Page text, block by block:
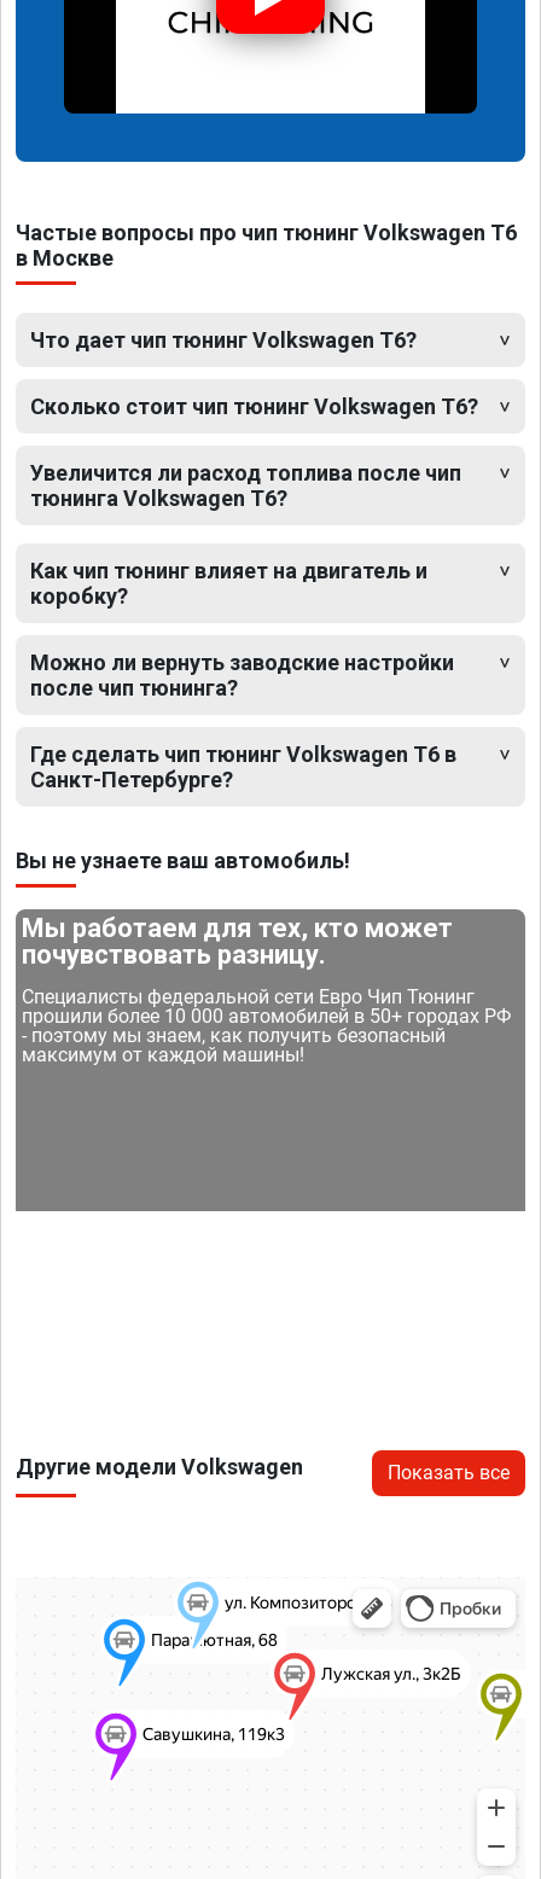
Частые вопросы про чип тюнинг Volkswagen T6
в Москве
Что дает чип тюнинг Volkswagen T6?
Сколько стоит чип тюнинг Volkswagen T6?
Увеличится ли расход топлива после чип
тюнинга Volkswagen T6?
Как чип тюнинг влияет на двигатель и
коробку?
Можно ли вернуть заводские настройки
после чип тюнинга?
Где сделать чип тюнинг Volkswagen T6 в
Санкт-Петербурге?
Вы не узнаете ваш автомобиль!
Мы работаем для тех, кто может
почувствовать разницу.
Специалисты федеральной сети Евро Чип Тюнинг
прошили более 10 000 автомобилей в 50+ городах РФ
- поэтому мы знаем, как получить безопасный
максимум от каждой машины!
Другие модели Volkswagen Показать все